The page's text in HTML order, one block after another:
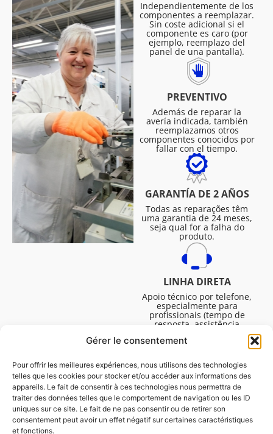
Gérer le consentement
Pour offrir les meilleures expériences, nous utilisons des technologies
telles que les cookies pour stocker et/ou accéder aux informations des
appareils. Le fait de consentir à ces technologies nous permettra de
traiter des données telles que le comportement de navigation ou les ID
uniques sur ce site. Le fait de ne pas consentir ou de retirer son
consentement peut avoir un effet négatif sur certaines caractéristiques
et fonctions.
Independientemente de los
componentes a reemplazar.
Sin coste adicional si el
componente es caro (por
ejemplo, reemplazo del
panel de una pantalla).
PREVENTIVO
Además de reparar la
avería indicada, también
reemplazamos otros
componentes conocidos por
fallar con el tiempo.
GARANTÍA DE 2 AÑOS
Todas as reparações têm
uma garantia de 24 meses,
seja qual for a falha do
produto.
LINHA DIRETA
Apoio técnico por telefone,
especialmente para
profissionais (tempo de
resposta, assistência
técnica, etc.). De segunda a
sexta-feira, das 08:30 às